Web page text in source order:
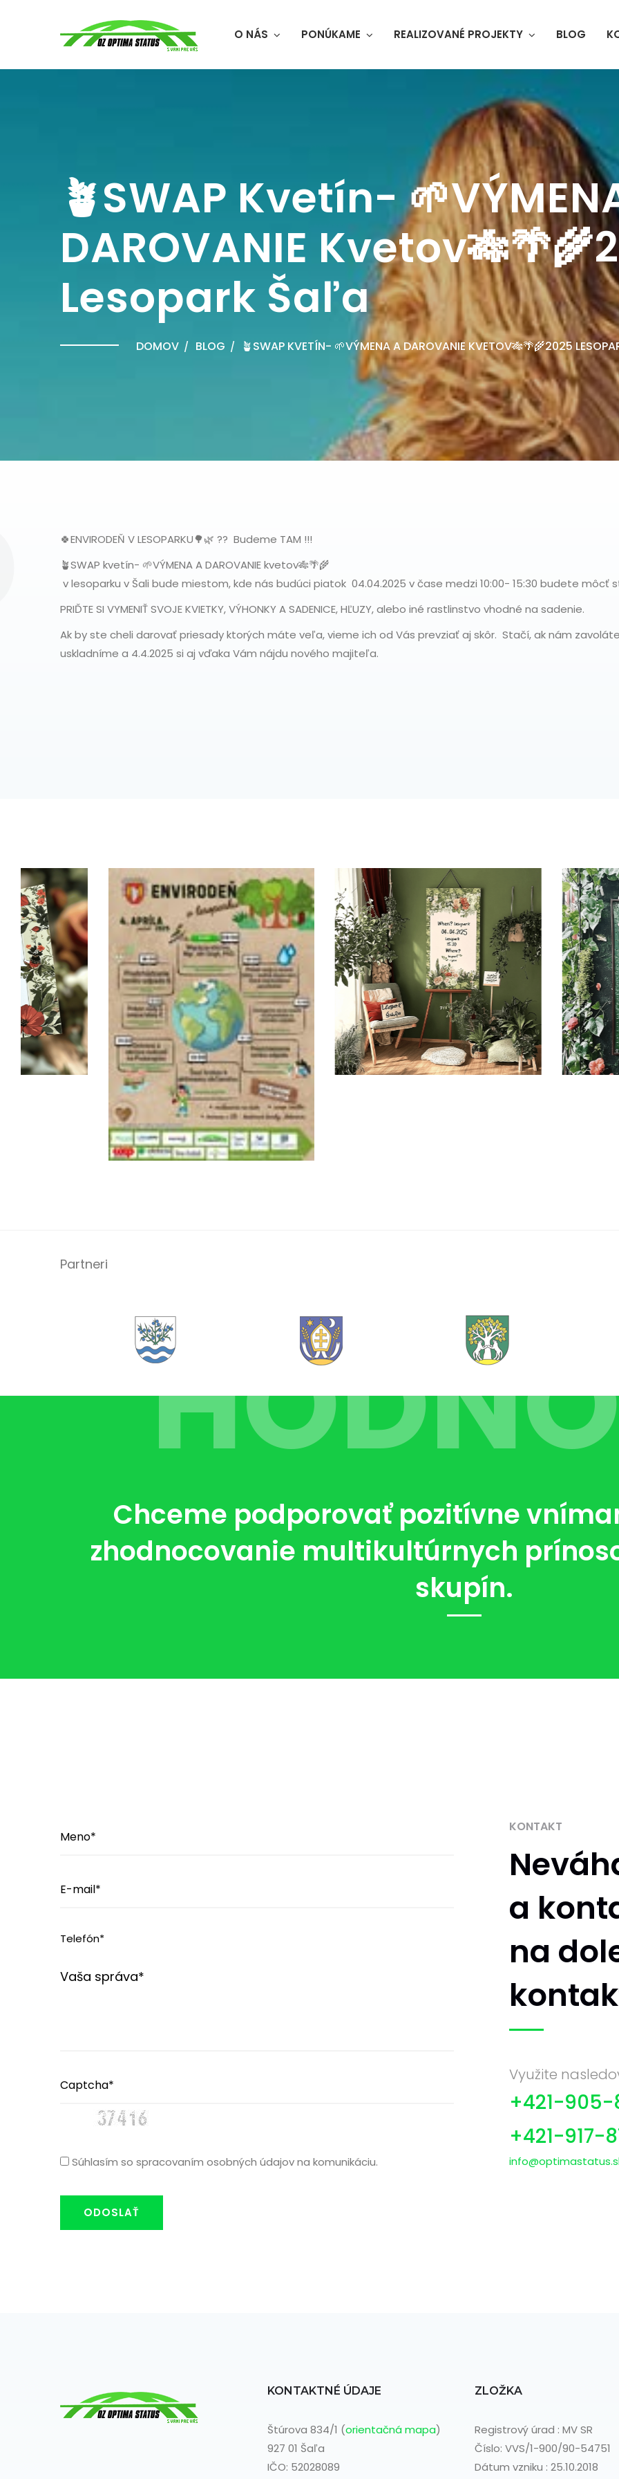
O NÁS PONÚKAME REALIZOVANÉ PROJEKTY BLOG
🪴SWAP Kvetín-
DAROVANIE
Lesopark Šaľa
DOMOV BLOG 🪴SWAP KVETÍN- 🌱VÝMENA A DAROVANIE KVETOV🎋🌴🌾2025
🍀ENVIRODEŇ V LESOPARKU🌳🌿 ?? Budeme TAM !!!
🪴SWAP kvetín- 🌱VÝMENA A DAROVANIE kvetov🎋🌴🌾
v lesoparku v Šali bude miestom, kde nás budúci piatok 04.04.2025 v čase medzi 10:00- 15:30 budete môcť
PRIĎTE SI VYMENIŤ SVOJE KVIETKY, VÝHONKY A SADENICE, HĽUZY, alebo iné rastlinstvo vhodné na sadenie.
Ak by ste cheli darovať priesady ktorých máte veľa, vieme ich od Vás prevziať aj skôr. Stačí, ak nám zavoláte
uskladníme a 4.4.2025 si aj vďaka Vám nájdu nového majiteľa.
Partneri
Chceme podporovať pozitívne
zhodnocovanie multikultúrnych
skupín.
Súhlasím so spracovaním osobných údajov na komunikáciu.
ODOSLAŤ
KONTAKT
a
na
Využite
+421-
+421-917-
KONTAKTNÉ ÚDAJE
Štúrova 834/1 (orientačná mapa)
927 01 Šaľa
IČO: 52028089
ZLOŽKA
Registrový úrad : MV SR
Číslo: VVS/1-900/90-54751
Dátum vzniku : 25.10.2018